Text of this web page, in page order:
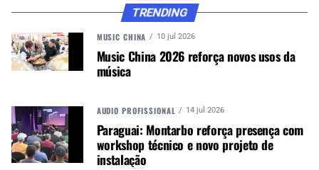
Quatro padrões polares selecionáveis: estéreo,
cardioide, bidirecional e raw mid-side, ajustáveis ​​
de acordo com as necessidades de gravação.
Compatibilidade móvel e conectividade flexível:
conecte-se diretamente a dispositivos móveis por
necessidade de receptores adicionais.
Duração otimizada da bateria: até oito horas de
duração da bateria e um alcance de 30 metros
(100 pés) para gravações remotas.
TRENDING
MUSIC CHINA 10 jul 2026
Music China 2026 reforça novos usos da
música
AUDIO PROFISSIONAL 14 jul 2026
Paraguai: Montarbo reforça presença com
workshop técnico e novo projeto de
instalação